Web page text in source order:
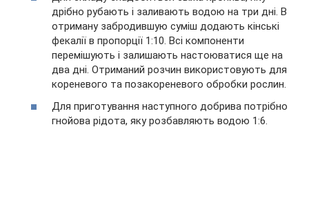
дрібно рубають і заливають водою на три дні. В
отриману забродившую суміш додають кінські
фекалії в пропорції 1:10. Всі компоненти
перемішують і залишають настоюватися ще на
два дні. Отриманий розчин використовують для
кореневого та позакореневого обробки рослин.
Для приготування наступного добрива потрібно
гнойова рідота, яку розбавляють водою 1:6.